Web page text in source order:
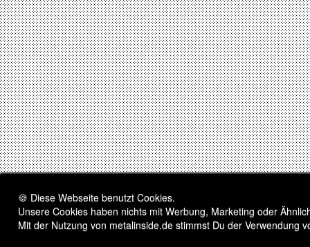
🍪 Diese Webseite benutzt Cookies.
Unsere Cookies haben nichts mit Werbung, Marketing oder
Mit der Nutzung von metalinside.de stimmst Du der Verwendung